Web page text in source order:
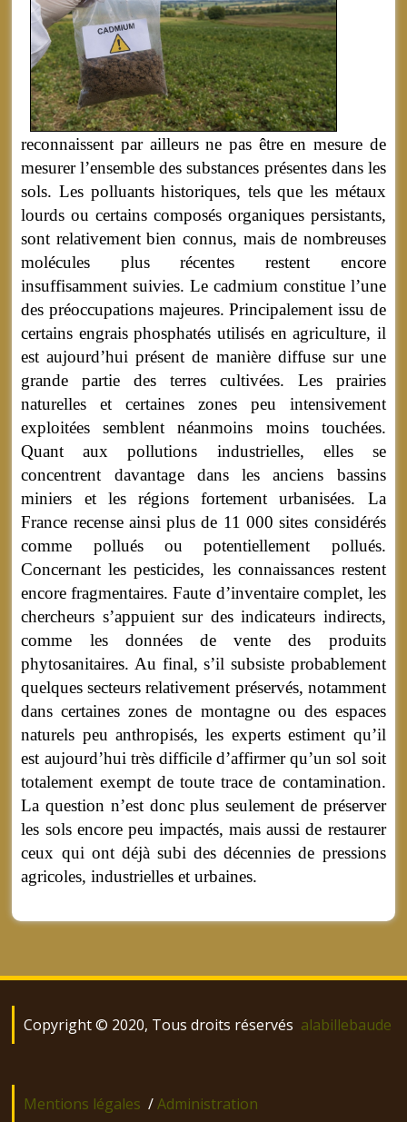
reconnaissent par ailleurs ne pas être en mesure de
mesurer l’ensemble des substances présentes dans les
sols. Les polluants historiques, tels que les métaux
lourds ou certains composés organiques persistants,
sont relativement bien connus, mais de nombreuses
molécules plus récentes restent encore
insuffisamment suivies. Le cadmium constitue l’une
des préoccupations majeures. Principalement issu de
certains engrais phosphatés utilisés en agriculture, il
est aujourd’hui présent de manière diffuse sur une
grande partie des terres cultivées. Les prairies
naturelles et certaines zones peu intensivement
exploitées semblent néanmoins moins touchées.
Quant aux pollutions industrielles, elles se
concentrent davantage dans les anciens bassins
miniers et les régions fortement urbanisées. La
France recense ainsi plus de 11 000 sites considérés
comme pollués ou potentiellement pollués.
Concernant les pesticides, les connaissances restent
encore fragmentaires. Faute d’inventaire complet, les
chercheurs s’appuient sur des indicateurs indirects,
comme les données de vente des produits
phytosanitaires. Au final, s’il subsiste probablement
quelques secteurs relativement préservés, notamment
dans certaines zones de montagne ou des espaces
naturels peu anthropisés, les experts estiment qu’il
est aujourd’hui très difficile d’affirmer qu’un sol soit
totalement exempt de toute trace de contamination.
La question n’est donc plus seulement de préserver
les sols encore peu impactés, mais aussi de restaurer
ceux qui ont déjà subi des décennies de pressions
agricoles, industrielles et urbaines.
Copyright © 2020, Tous droits réservés alabillebaude
Mentions légales /Administration